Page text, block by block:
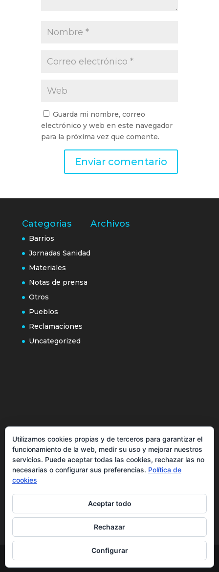
Guarda mi nombre, correo
electrónico y web en este navegador
para la próxima vez que comente.
Categorias
Barrios
Jornadas Sanidad
Materiales
Notas de prensa
Otros
Pueblos
Reclamaciones
Uncategorized
Archivos
Más información sobre las cookies
Inicio
Política de privacidad
Utilizamos cookies propias y de terceros para garantizar el
funcionamiento de la web, medir su uso y mejorar nuestros
servicios. Puede aceptar todas las cookies, rechazar las no
necesarias o configurar sus preferencias. Política de
cookies
Aceptar todo
Rechazar
Configurar